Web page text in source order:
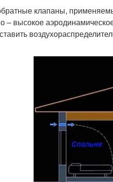
клапаны,
– высокое